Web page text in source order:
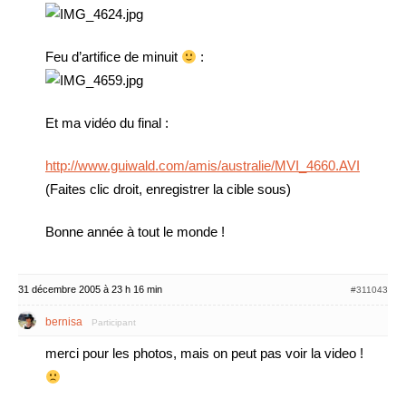
Feu d’artifice de minuit :
Et ma vidéo du final :
http://www.guiwald.com/amis/australie/MVI_4660.AVI
(Faites clic droit, enregistrer la cible sous)
Bonne année à tout le monde !
31 décembre 2005 à 23 h 16 min #311043
bernisa Participant
merci pour les photos, mais on peut pas voir la video !